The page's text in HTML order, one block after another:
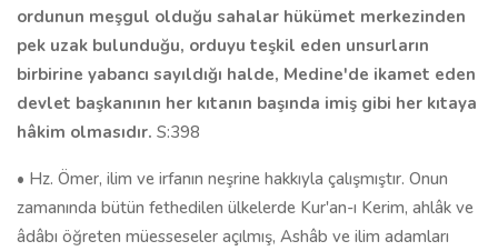
ordunun meşgul olduğu sahalar hükümet merkezinden
pek uzak bulunduğu, orduyu teşkil eden unsurların
birbirine yabancı sayıldığı halde, Medine'de ikamet eden
devlet başkanının her kıtanın başında imiş gibi her kıtaya
hâkim olmasıdır. S:398
• Hz. Ömer, ilim ve irfanın neşrine hakkıyla çalışmıştır. Onun
zamanında bütün fethedilen ülkelerde Kur'an-ı Kerim, ahlâk ve
âdâbı öğreten müesseseler açılmış, Ashâb ve ilim adamları